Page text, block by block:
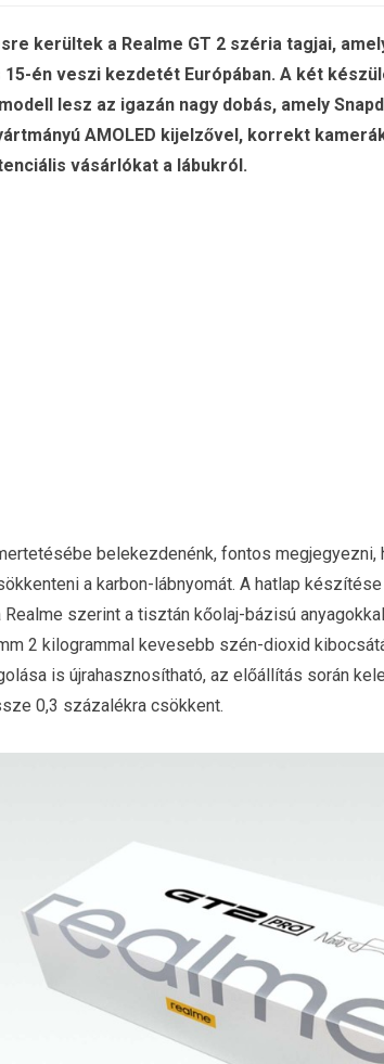
kerültek a Realme GT 2 széria tagjai,
én veszi kezdetét Európában. A két
lesz az igazán nagy dobás, amely
AMOLED kijelzővel, korrekt
vásárlókat a lábukról.
belekezdenénk, fontos megjegyezni,
a karbon-lábnyomát. A hatlap
Realme szerint a tisztán kőolaj-bázisú
2 kilogrammal kevesebb szén-dioxid
is újrahasznosítható, az előállítás során
0,3 százalékra csökkent.